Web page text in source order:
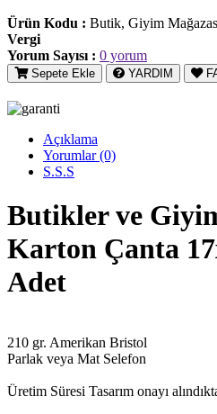
Ürün Kodu : Butik, Giyim
Vergi
Yorum Sayısı : 0 yorum
Sepete Ekle YARDIM
Açıklama
Yorumlar (0)
S.S.S
Butikler ve
Karton Çanta
Adet
210 gr. Amerikan Bristol
Parlak veya Mat Selefon
Üretim Süresi Tasarım onayı